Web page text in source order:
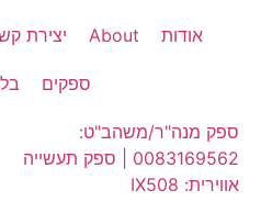
אודות About יצירת
ספקים
ספק מנה"ר/משהב"ט:
0083169562 | ספק תעשייה
אווירית: IX508